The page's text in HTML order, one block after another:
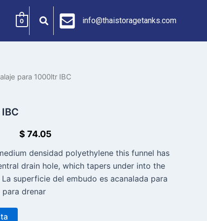
0 info@thaistoragetanks.com
para 1000ltr IBC
$ 74.05
densidad polyethylene this funnel has
drain hole, which tapers under into the
superficie del embudo es acanalada para
drenar